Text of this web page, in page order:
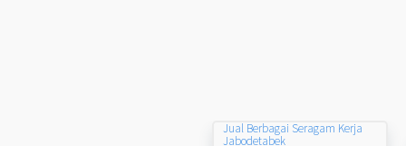
Jual Berbagai Seragam Kerja
Jabodetabek